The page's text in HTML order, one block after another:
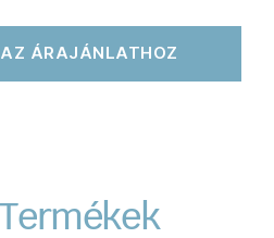
ÁRAJÁNLATHOZ